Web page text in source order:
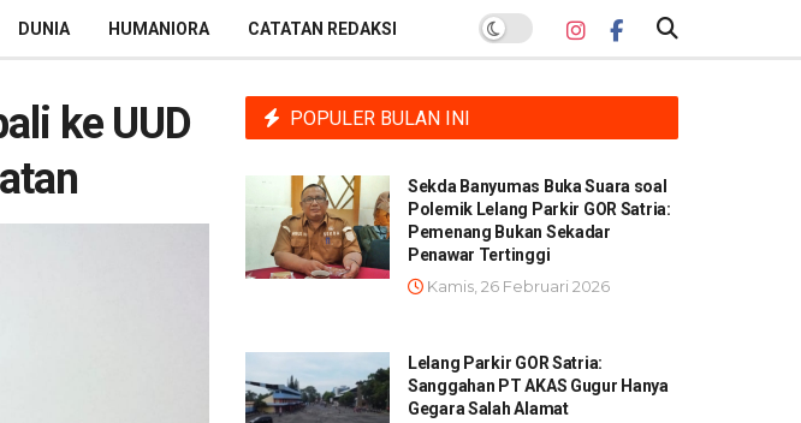
DUNIA HUMANIORA CATATAN REDAKSI
ke UUD
POPULER BULAN INI
Sekda Banyumas Buka Suara soal
Polemik Lelang Parkir GOR Satria:
Pemenang Bukan Sekadar
Penawar Tertinggi
Kamis, 26 Februari 2026
Lelang Parkir GOR Satria:
Sanggahan PT AKAS Gugur Hanya
Gegara Salah Alamat